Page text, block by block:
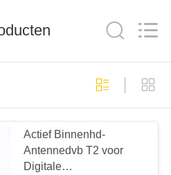
Actief Binnenhd-
Antennedvb T2 voor
Digitale